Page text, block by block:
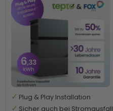
Plug & Play Installation
Sicher auch bei Stromausfall